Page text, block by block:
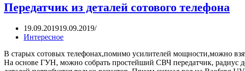
Передатчик из деталей сотового телефона
19.09.201919.09.2019
Интересное
В старых сотовых телефонах,помимо усилителей мощности,можно
На основе ГУН, можно собрать простейший СВЧ передатчик, радиус